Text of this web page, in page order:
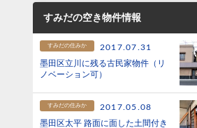
すみだの空き物件情報
すみだの住みか
2017.07.31
墨田区立川に残る古民家物件（リ
ノベーション可）
すみだの住みか
2017.05.08
墨田区太平 路面に面した土間付き